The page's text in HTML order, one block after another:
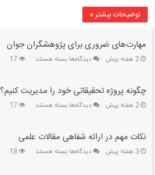
توضیحات بیشتر »
مهارت‌های ضروری برای پژوهشگران جوان
2 هفته پیش دیدگاه‌هابرای
برای
جوان
بسته هستند 17
چگونه پروژه تحقیقاتی خود را مدیریت کنیم؟
2 هفته پیش دیدگاه‌هابرای
تحقیقاتی
را
بسته هستند 17
نکات مهم در ارائه شفاهی مقالات علمی
3 هفته پیش دیدگاه‌هابرای
بسته هستند 18